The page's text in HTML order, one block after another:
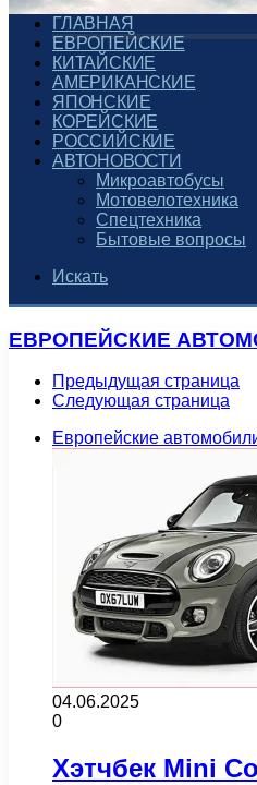
ГЛАВНАЯ
ЕВРОПЕЙСКИЕ
КИТАЙСКИЕ
АМЕРИКАНСКИЕ
ЯПОНСКИЕ
КОРЕЙСКИЕ
РОССИЙСКИЕ
АВТОНОВОСТИ
Микроавтобусы
Мотовелотехника
Спецтехника
Бытовые вопросы
Искать
ЕВРОПЕЙСКИЕ
Предыдущая страница
Следующая страница
Европейские
04.06.2025
0
Хэтчбек Mini